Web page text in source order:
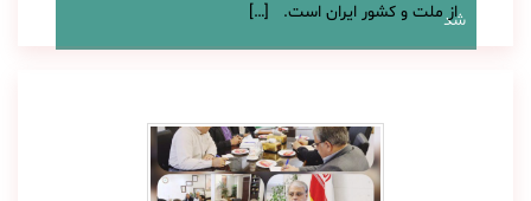
شد
از ملت و کشور ایران است. […]